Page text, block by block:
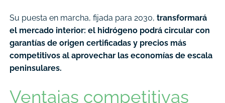
Su puesta en marcha, fijada para 2030, transformará
el mercado interior: el hidrógeno podrá circular con
garantías de origen certificadas y precios más
competitivos al aprovechar las economías de escala
peninsulares.
Ventajas competitivas